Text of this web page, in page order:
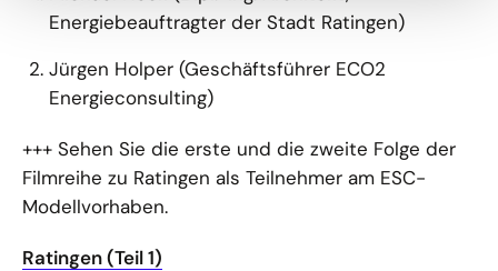
Energiebeauftragter der Stadt Ratingen)
Jürgen Holper (Geschäftsführer ECO2
Energieconsulting)
+++ Sehen Sie die erste und die zweite Folge der
Filmreihe zu Ratingen als Teilnehmer am ESC-
Modellvorhaben.
Ratingen (Teil 1)